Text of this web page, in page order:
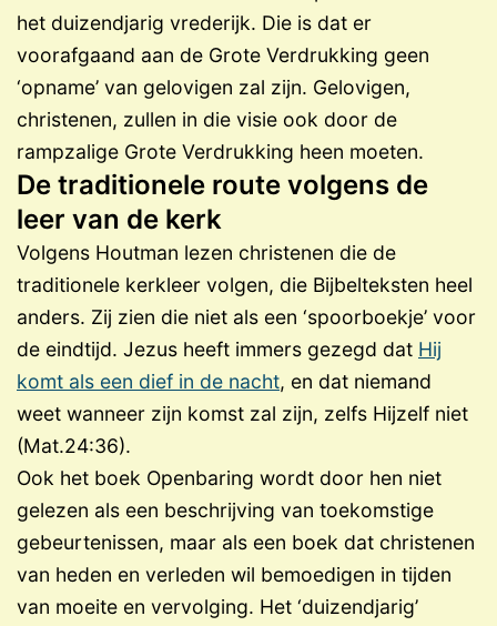
het duizendjarig vrederijk. Die is dat er
voorafgaand aan de Grote Verdrukking geen
‘opname’ van gelovigen zal zijn. Gelovigen,
christenen, zullen in die visie ook door de
rampzalige Grote Verdrukking heen moeten.
De traditionele route volgens de
leer van de kerk
Volgens Houtman lezen christenen die de
traditionele kerkleer volgen, die Bijbelteksten heel
anders. Zij zien die niet als een ‘spoorboekje’ voor
de eindtijd. Jezus heeft immers gezegd dat Hij
komt als een dief in de nacht, en dat niemand
weet wanneer zijn komst zal zijn, zelfs Hijzelf niet
(Mat.24:36).
Ook het boek Openbaring wordt door hen niet
gelezen als een beschrijving van toekomstige
gebeurtenissen, maar als een boek dat christenen
van heden en verleden wil bemoedigen in tijden
van moeite en vervolging. Het ‘duizendjarig’